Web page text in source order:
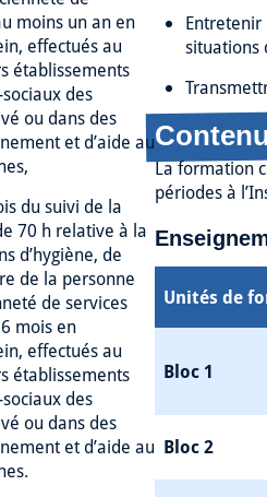
moins un an en
effectués au
établissements
des
ou dans des
et d’aide au
du suivi de la
70 h relative à la
d’hygiène, de
de la personne
de services
mois en
effectués au
établissements
des
ou dans des
et d’aide au
Entretenir
situations
La formation
périodes à
Unités de
Bloc 1
Bloc 2